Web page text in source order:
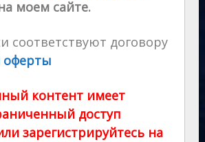
моем сайте.
соответствуют договору
оферты
контент имеет
доступ
зарегистрируйтесь на